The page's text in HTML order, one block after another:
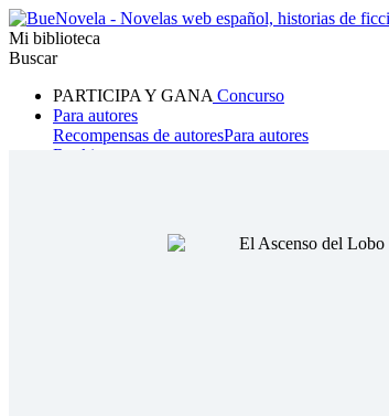
Mi biblioteca
Buscar
PARTICIPA Y GANA Concurso
Para autores
Recompensas de autoresPara autores
Ranking
Hombre lobo Mafia Sistema